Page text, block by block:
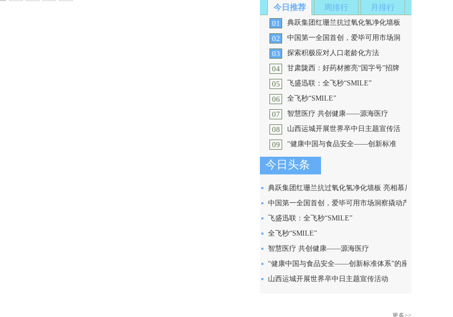
今日推荐 周排行 月排行
01
典跃集团红珊兰抗过氧化氢净化墙板
亮相慕尼黑上海分析生化展
2024 慕尼黑上海分析生化展
（analytica China）和2024上海实验室
规划建设与管理大会（labtec [详细]
02
中国第一全国首创，爱毕可用市场洞
察撬动产品创新，以产品力打造婴童
爆品传奇
随着新时代家长对婴童营养的认
知度不断提高,再加上如今生活水平不
断提高,可以说中国儿童补剂、营养品
市场如今仍增长强劲。
03 探索积极应对人口老龄化方法
健康是老年人能够维持良好的身
体、心理和社会交往状态，是积极老
龄化的先决条件。参与是老年人能够
根据自己的能力和兴趣参与
04 甘肃陇西：好药材擦亮“国字号”招牌
近期，甘肃省陇西县“新农人”王
斌忙得不亦乐乎。这两天，他最新牵
头研制的一款黄芪咖啡饮品刚刚下
线，这是他依托家乡陇西丰 [详细]
05 飞盛迅联：全飞秒“SMILE”
一、公司简介 上海飞盛迅联
医疗器械有限公司，简称飞盛迅联，
是一家专业从事医疗器械研发、生产
和销售的高新技术企业。公[详细]
06 全飞秒“SMILE”
一、公司简介 上海昱之航医
疗器械有限公司，是一家专业从事医
疗器械研发、生产和销售的企业。公
司自成立以来，始终秉承“
[详细]
07 智慧医疗 共创健康——源海医疗
天津源海医疗科技有限公司是一
家科技驱动型的全链医药供应链服务
医疗健康等大健康行业。
08
山西运城开展世界卒中日主题宣传活
动
卒中俗称“中风”，是一种急性脑
血管疾病，也是威胁我国居民健康的
重大慢性病之一，具有发病率高、复
09
“健康中国与食品安全——创新标准
体系”的座谈会在中国西部科技创新
港成功召开
2024年11月6日，一场聚焦“健康
中国与食品安全——创新标准体系”的
座谈会在中国西部科技创新港成功召
今日头条
典跃集团红珊兰抗过氧化氢净化墙板 亮相慕尼黑
上海分析生化展
中国第一全国首创，爱毕可用市场洞察撬动产品创
新，以产品力打造婴童爆品传奇
飞盛迅联：全飞秒“SMILE”
全飞秒“SMILE”
智慧医疗 共创健康——源海医疗
“健康中国与食品安全——创新标准体系”的座谈会
在中国西部科技创新港成功召开
山西运城开展世界卒中日主题宣传活动
更多>>